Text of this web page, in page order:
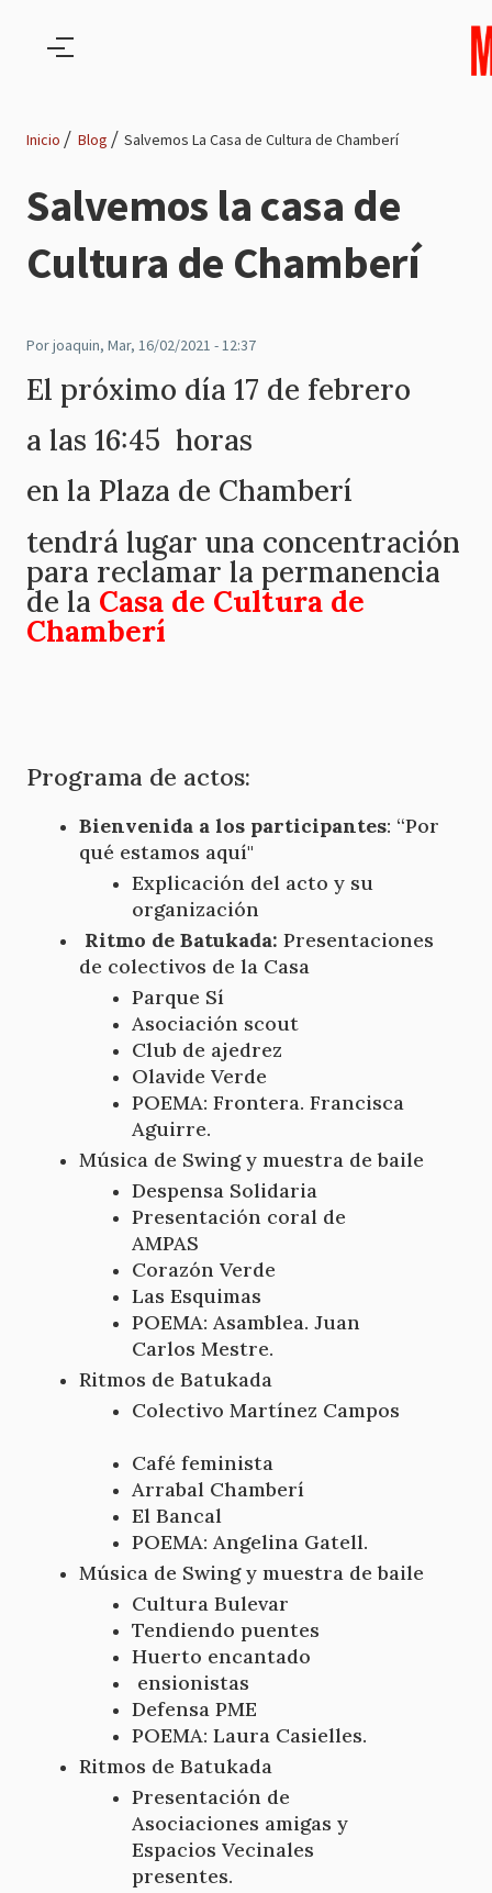
Ruta
de
navegación
Inicio Blog Salvemos La Casa de Cultura de Chamberí
Salvemos la casa de
Cultura de Chamberí
Porjoaquin, Mar, 16/02/2021 - 12:37
El próximo día 17 de febrero
a las 16:45 horas
en la Plaza de Chamberí
tendrá lugar una concentración
para reclamar la permanencia
de la Casa de Cultura de
Chamberí
Programa de actos:
Bienvenida a los participantes: “Por
qué estamos aquí"
Explicación del acto y su
organización
Ritmo de Batukada: Presentaciones
de colectivos de la Casa
Parque Sí
Asociación scout
Club de ajedrez
Olavide Verde
POEMA: Frontera. Francisca
Aguirre.
Música de Swing y muestra de baile
Despensa Solidaria
Presentación coral de
AMPAS
Corazón Verde
Las Esquimas
POEMA: Asamblea. Juan
Carlos Mestre.
Ritmos de Batukada
Colectivo Martínez Campos
Café feminista
Arrabal Chamberí
El Bancal
POEMA: Angelina Gatell.
Música de Swing y muestra de baile
Cultura Bulevar
Tendiendo puentes
Huerto encantado
ensionistas
Defensa PME
POEMA: Laura Casielles.
Ritmos de Batukada
Presentación de
Asociaciones amigas y
Espacios Vecinales
presentes.